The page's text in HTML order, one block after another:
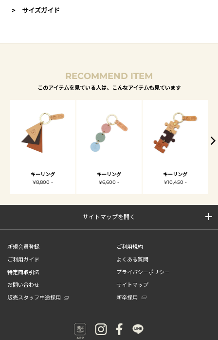
> サイズガイド
RECOMMEND ITEM
このアイテムを見ている人は、こんなアイテムも見ています
キーリング
¥8,800 -
キーリング
¥6,600 -
キーリング
¥10,450 -
サイトマップを開く
新規会員登録
ご利用規約
ご利用ガイド
よくある質問
特定商取引法
プライバシーポリシー
お問い合わせ
サイトマップ
販売スタッフ中途採用
新卒採用